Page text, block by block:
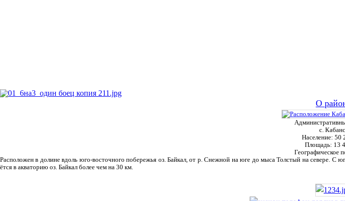
О
с.
Население: 50
Площадь: 13
Географическое
Рас­положен в долине вдоль юго-восточного побережья оз. Байкал, от р. Снежной на юге до мыса Толстый на севере. С
ётся в акваторию оз. Байкал более чем на 30 км.